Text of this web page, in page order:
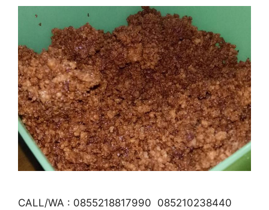
CALL/WA : 0855218817990 085210238440